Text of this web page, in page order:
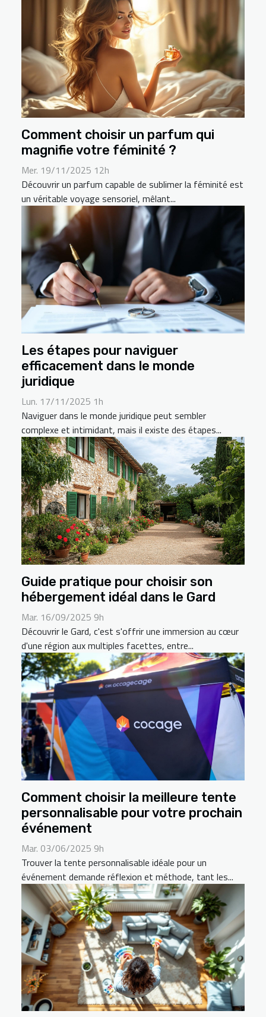
Comment choisir un parfum qui
magnifie votre féminité ?
Mer. 19/11/2025 12h
Découvrir un parfum capable de sublimer la féminité est
un véritable voyage sensoriel, mêlant...
Les étapes pour naviguer
efficacement dans le monde
juridique
Lun. 17/11/2025 1h
Naviguer dans le monde juridique peut sembler
complexe et intimidant, mais il existe des étapes...
Guide pratique pour choisir son
hébergement idéal dans le Gard
Mar. 16/09/2025 9h
Découvrir le Gard, c'est s'offrir une immersion au cœur
d'une région aux multiples facettes, entre...
Comment choisir la meilleure tente
personnalisable pour votre prochain
événement
Mar. 03/06/2025 9h
Trouver la tente personnalisable idéale pour un
événement demande réflexion et méthode, tant les...